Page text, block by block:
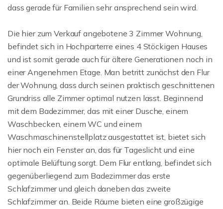
dass gerade für Familien sehr ansprechend sein wird.
Die hier zum Verkauf angebotene 3 Zimmer Wohnung,
befindet sich in Hochparterre eines 4 Stöckigen Hauses
und ist somit gerade auch für ältere Generationen noch in
einer Angenehmen Etage. Man betritt zunächst den Flur
der Wohnung, dass durch seinen praktisch geschnittenen
Grundriss alle Zimmer optimal nutzen lasst. Beginnend
mit dem Badezimmer, das mit einer Dusche, einem
Waschbecken, einem WC und einem
Waschmaschinenstellplatz ausgestattet ist, bietet sich
hier noch ein Fenster an, das für Tageslicht und eine
optimale Belüftung sorgt. Dem Flur entlang, befindet sich
gegenüberliegend zum Badezimmer das erste
Schlafzimmer und gleich daneben das zweite
Schlafzimmer an. Beide Räume bieten eine großzügige